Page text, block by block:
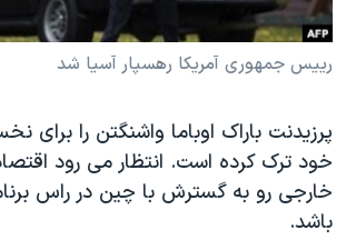
فرهنگ و زندگی
حقوق شهروندی
علم و فناوری
اسرائیل در جنگ
گالری عکس
مستندها
انتخابات ریاست جمهوری آمریکا ۲۰۲۴
رمز مهسا
ورزش زنان در ایران
اعتراضات زن، زندگی، آزادی
دنبال کنید
زبانهای مختلف
رییس جمهوری آمریکا رهسپار آسیا شد
پرزیدنت باراک اوباما واشنگتن را برای
خود ترک کرده است. انتظار می رود
خارجی رو به گسترش با چین در راس
باشد.